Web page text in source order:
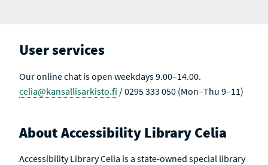
User services
Our online chat is open weekdays 9.00–14.00.
celia@kansallisarkisto.fi / 0295 333 050 (Mon–Thu 9–11)
About Accessibility Library Celia
Accessibility Library Celia is a state-owned special library